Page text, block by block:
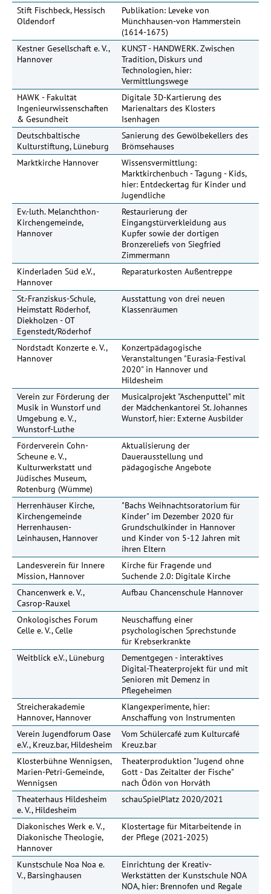
Stift Fischbeck, Hessisch
Oldendorf
Publikation: Leveke von
Münchhausen-von Hammerstein
(1614-1675)
Kestner Gesellschaft e. V.,
Hannover
KUNST - HANDWERK. Zwischen
Tradition, Diskurs und
Technologien, hier:
Vermittlungswege
HAWK - Fakultät
Ingenieurwissenschaften
& Gesundheit
Digitale 3D-Kartierung des
Marienaltars des Klosters
Isenhagen
Deutschbaltische
Kulturstiftung, Lüneburg
Sanierung des Gewölbekellers des
Brömsehauses
Marktkirche Hannover
Wissensvermittlung:
Marktkirchenbuch - Tagung - Kids,
hier: Entdeckertag für Kinder und
Jugendliche
Ev.-luth. Melanchthon-
Kirchengemeinde,
Hannover
Restaurierung der
Eingangstürverkleidung aus
Kupfer sowie der dortigen
Bronzereliefs von Siegfried
Zimmermann
Kinderladen Süd e.V.,
Hannover
Reparaturkosten Außentreppe
St.-Franziskus-Schule,
Heimstatt Röderhof,
Diekholzen - OT
Egenstedt/Röderhof
Ausstattung von drei neuen
Klassenräumen
Nordstadt Konzerte e. V.,
Hannover
Konzertpädagogische
Veranstaltungen "Eurasia-Festival
2020" in Hannover und
Hildesheim
Verein zur Förderung der
Musik in Wunstorf und
Umgebung e. V.,
Wunstorf-Luthe
Musicalprojekt "Aschenputtel" mit
der Mädchenkantorei St. Johannes
Wunstorf, hier: Externe Ausbilder
Förderverein Cohn-
Scheune e. V.,
Kulturwerkstatt und
Jüdisches Museum,
Rotenburg (Wümme)
Aktualisierung der
Dauerausstellung und
pädagogische Angebote
Herrenhäuser Kirche,
Kirchengemeinde
Herrenhausen-
Leinhausen, Hannover
"Bachs Weihnachtsoratorium für
Kinder" im Dezember 2020 für
Grundschulkinder in Hannover
und Kinder von 5-12 Jahren mit
ihren Eltern
Landesverein für Innere
Mission, Hannover
Kirche für Fragende und
Suchende 2.0: Digitale Kirche
Chancenwerk e. V.,
Casrop-Rauxel
Aufbau Chancenschule Hannover
Onkologisches Forum
Celle e. V., Celle
Neuschaffung einer
psychologischen Sprechstunde
für Krebserkrankte
Weitblick e.V., Lüneburg
Dementgegen - interaktives
Digital-Theaterprojekt für und mit
Senioren mit Demenz in
Pflegeheimen
Streicherakademie
Hannover, Hannover
Klangexperimente, hier:
Anschaffung von Instrumenten
Verein Jugendforum Oase
e.V., Kreuz.bar, Hildesheim
Vom Schülercafé zum Kulturcafé
Kreuz.bar
Klosterbühne Wennigsen,
Marien-Petri-Gemeinde,
Wennigsen
Theaterproduktion "Jugend ohne
Gott - Das Zeitalter der Fische"
nach Ödön von Horváth
Theaterhaus Hildesheim
e. V., Hildesheim
schauSpielPlatz 2020/2021
Diakonisches Werk e. V.,
Diakonische Theologie,
Hannover
Klostertage für Mitarbeitende in
der Pflege (2021-2025)
Kunstschule Noa Noa e.
V., Barsinghausen
Einrichtung der Kreativ-
Werkstätten der Kunstschule NOA
NOA, hier: Brennofen und Regale